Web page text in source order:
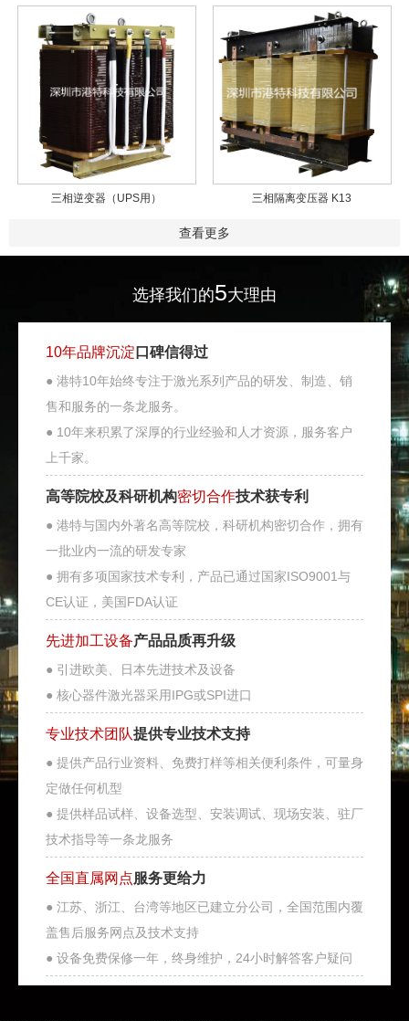
三相逆变器（UPS用） 三相隔离变压器 K13
查看更多
选择我们的5大理由
10年品牌沉淀 口碑信得过
● 港特10年始终专注于激光系列产品的研发、制造、销
售和服务的一条龙服务。
● 10年来积累了深厚的行业经验和人才资源，服务客户
上千家。
高等院校及科研机构密切合作技术获专利
● 港特与国内外著名高等院校，科研机构密切合作，拥有
一批业内一流的研发专家
● 拥有多项国家技术专利，产品已通过国家ISO9001与
CE认证，美国FDA认证
先进加工设备产品品质再升级
● 引进欧美、日本先进技术及设备
● 核心器件激光器采用IPG或SPI进口
专业技术团队提供专业技术支持
● 提供产品行业资料、免费打样等相关便利条件，可量身
定做任何机型
● 提供样品试样、设备选型、安装调试、现场安装、驻厂
技术指导等一条龙服务
全国直属网点服务更给力
● 江苏、浙江、台湾等地区已建立分公司，全国范围内覆
盖售后服务网点及技术支持
● 设备免费保修一年，终身维护，24小时解答客户疑问